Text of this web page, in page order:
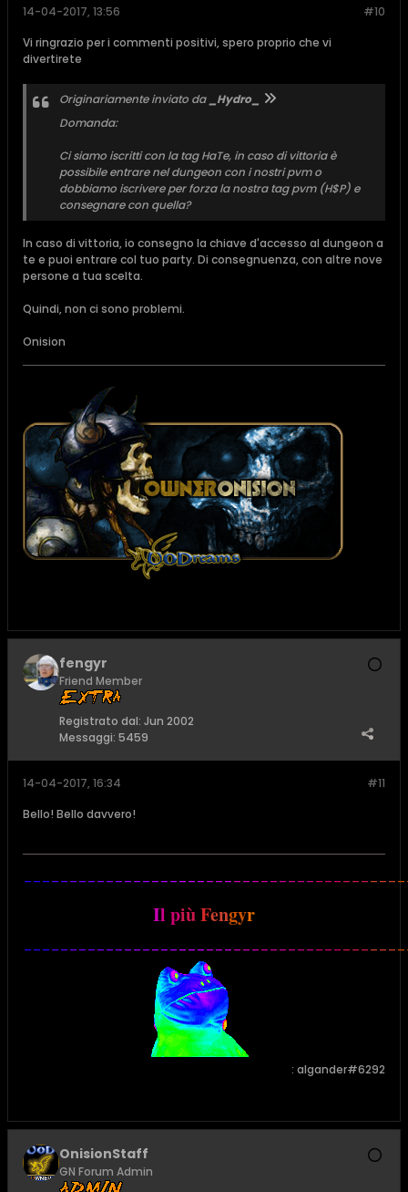
#10
14-04-2017, 13:56
Vi ringrazio per i commenti positivi, spero proprio che vi
divertirete
Originariamente inviato da
_Hydro_
Domanda:
Ci siamo iscritti con la tag HaTe, in caso di vittoria è
possibile entrare nel dungeon con i nostri pvm o
dobbiamo iscrivere per forza la nostra tag pvm (H$P) e
consegnare con quella?
In caso di vittoria, io consegno la chiave d'accesso al dungeon a
te e puoi entrare col tuo party. Di consegnuenza, con altre nove
persone a tua scelta.
Quindi, non ci sono problemi.
Onision
fengyr
Friend Member
Registrato dal: Jun 2002
Messaggi: 5459
#11
14-04-2017, 16:34
Bello! Bello davvero!
Il piùFengyr
: algander#6292
OnisionStaff
GN Forum Admin